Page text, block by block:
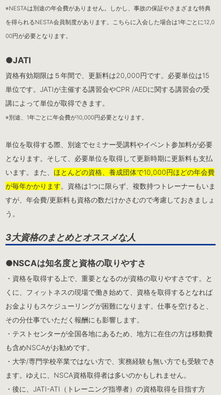
※NESTAは別途の年会費がありません。しかし、事故の保証やさまざまな特典
を得られるNESTA会員制度があります。こちらに入会した場合は1年ごとに12,0
00円が必要となります。
●JATI
資格有効期限は５年間で、更新料は20,000円です。必要単位は15
単位です。JATIが主催する講習会やCPR /AEDに関する講習会の受
講によって単位が取得できます。
※別途、1年ごとに年会費が10,000円必要となります。
単位を取得する際、別途でセミナー受講料やイベント参加料が必要
となります。そして、必要単位を取得して更新時期に更新料も支払
います。また、 ほとんどの資格、養成団体で10,000円ほどの年会費
が毎年かかります。資格は1つに限らず、複数持つトレーナーもいま
すが、年会費/更新料も資格の数だけかさむので考慮しておきましょ
う。
3大資格のまとめとオススメな人
●NSCAは知名度と資格の取りやすさ
・資格を取得する上で、重要となるのが資格の取りやすさです。と
くに、フィットネスの現場で働き始めて、資格を取得するとなれば
お金よりもスケジューリングが困難になります。仕事を空けると、
その分仕事でいただく報酬にも影響します。
・テストセンターが全国各地にあるため、地方に在住の方は移動費
も含めNSCAがお勧めです。
・大学/専門学校卒業ではない方で、実務経験も無い方でも受験でき
ます。ゆえに、NSCA資格取得者は多いのかもしれません。
・後に、JATI-ATI（トレーニング指導者）の資格取得を目指す方